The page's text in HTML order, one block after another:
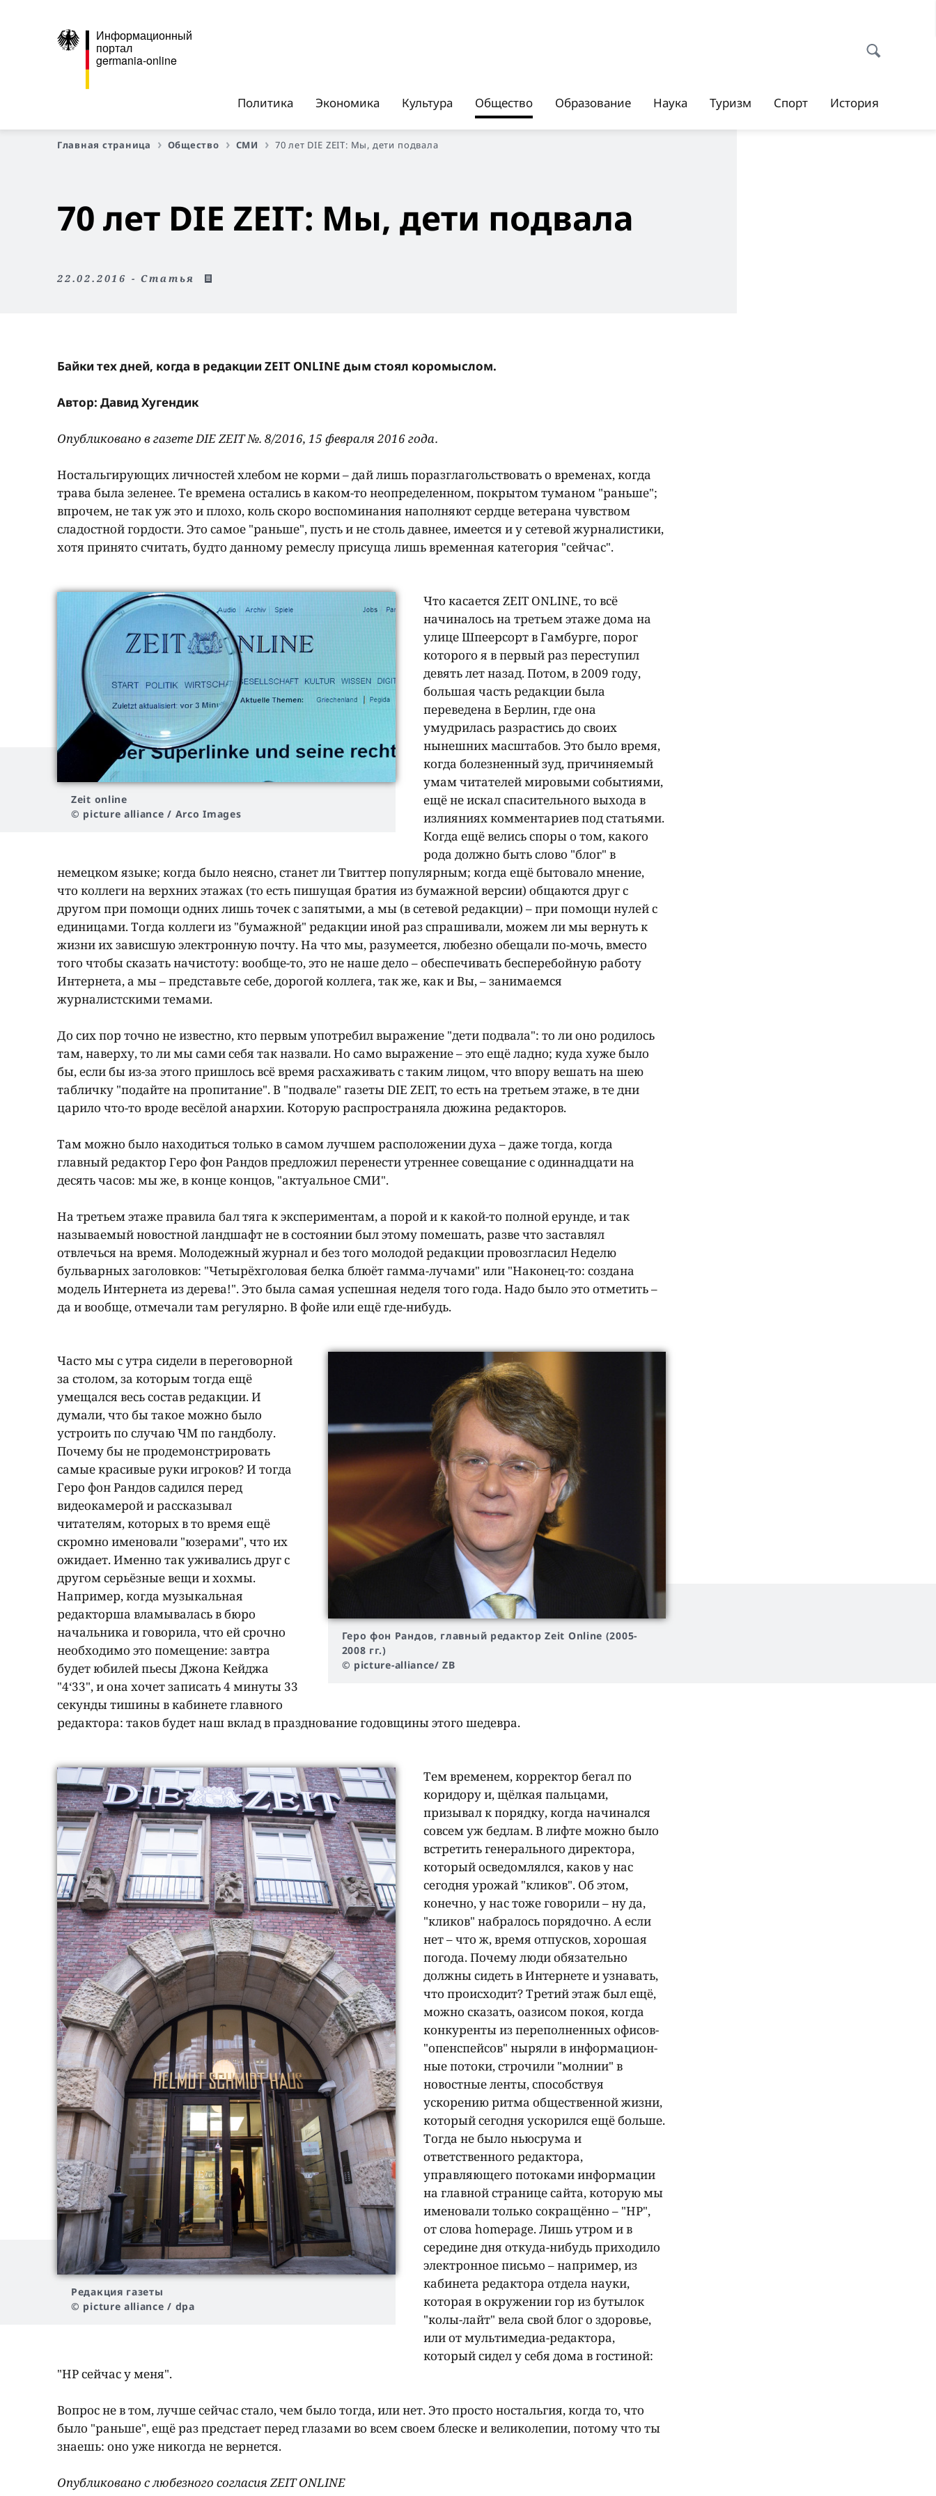
Информационный
портал
germania-online
Политика Экономика Культура Общество Образование Наука Туризм Спорт История
Главная страница Общество СМИ 70 лет DIE ZEIT: Мы, дети подвала
70 лет DIE ZEIT: Мы, дети подвала
22.02.2016 - Статья
Байки тех дней, когда в редакции ZEIT ONLINE дым стоял коромыслом.
Автор: Давид Хугендик
Опубликовано в газете DIE ZEIT №. 8/2016, 15 февраля 2016 года.
Ностальгирующих личностей хлебом не корми – дай лишь поразглагольствовать о временах, когда
трава была зеленее. Те времена остались в каком-то неопределенном, покрытом туманом "раньше";
впрочем, не так уж это и плохо, коль скоро воспоминания наполняют сердце ветерана чувством
сладостной гордости. Это самое "раньше", пусть и не столь давнее, имеется и у сетевой журналистики,
хотя принято считать, будто данному ремеслу присуща лишь временная категория "сейчас".
Zeit online
© picture alliance / Arco Images
Что касается ZEIT ONLINE, то всё
начиналось на третьем этаже дома на
улице Шпеерсорт в Гамбурге, порог
которого я в первый раз переступил
девять лет назад. Потом, в 2009 году,
большая часть редакции была
переведена в Берлин, где она
умудрилась разрастись до своих
нынешних масштабов. Это было время,
когда болезненный зуд, причиняемый
умам читателей мировыми событиями,
ещё не искал спасительного выхода в
излияниях комментариев под статьями.
Когда ещё велись споры о том, какого
рода должно быть слово "блог" в
немецком языке; когда было неясно, станет ли Твиттер популярным; когда ещё бытовало мнение,
что коллеги на верхних этажах (то есть пишущая братия из бумажной версии) общаются друг с
другом при помощи одних лишь точек с запятыми, а мы (в сетевой редакции) – при помощи нулей с
единицами. Тогда коллеги из "бумажной" редакции иной раз спрашивали, можем ли мы вернуть к
жизни их зависшую электронную почту. На что мы, разумеется, любезно обещали по-мочь, вместо
того чтобы сказать начистоту: вообще-то, это не наше дело – обеспечивать бесперебойную работу
Интернета, а мы – представьте себе, дорогой коллега, так же, как и Вы, – занимаемся
журналистскими темами.
До сих пор точно не известно, кто первым употребил выражение "дети подвала": то ли оно родилось
там, наверху, то ли мы сами себя так назвали. Но само выражение – это ещё ладно; куда хуже было
бы, если бы из-за этого пришлось всё время расхаживать с таким лицом, что впору вешать на шею
табличку "подайте на пропитание". В "подвале" газеты DIE ZEIT, то есть на третьем этаже, в те дни
царило что-то вроде весёлой анархии. Которую распространяла дюжина редакторов.
Там можно было находиться только в самом лучшем расположении духа – даже тогда, когда
главный редактор Геро фон Рандов предложил перенести утреннее совещание с одиннадцати на
десять часов: мы же, в конце концов, "актуальное СМИ".
На третьем этаже правила бал тяга к экспериментам, а порой и к какой-то полной ерунде, и так
называемый новостной ландшафт не в состоянии был этому помешать, разве что заставлял
отвлечься на время. Молодежный журнал и без того молодой редакции провозгласил Неделю
бульварных заголовков: "Четырёхголовая белка блюёт гамма-лучами" или "Наконец-то: создана
модель Интернета из дерева!". Это была самая успешная неделя того года. Надо было это отметить –
да и вообще, отмечали там регулярно. В фойе или ещё где-нибудь.
Геро фон Рандов, главный редактор Zeit Online (2005-
2008 гг.)
© picture-alliance/ ZB
Часто мы с утра сидели в переговорной
за столом, за которым тогда ещё
умещался весь состав редакции. И
думали, что бы такое можно было
устроить по случаю ЧМ по гандболу.
Почему бы не продемонстрировать
самые красивые руки игроков? И тогда
Геро фон Рандов садился перед
видеокамерой и рассказывал
читателям, которых в то время ещё
скромно именовали "юзерами", что их
ожидает. Именно так уживались друг с
другом серьёзные вещи и хохмы.
Например, когда музыкальная
редакторша вламывалась в бюро
начальника и говорила, что ей срочно
необходимо это помещение: завтра
будет юбилей пьесы Джона Кейджа
"4‘33", и она хочет записать 4 минуты 33
секунды тишины в кабинете главного
редактора: таков будет наш вклад в празднование годовщины этого шедевра.
Редакция газеты
© picture alliance / dpa
Тем временем, корректор бегал по
коридору и, щёлкая пальцами,
призывал к порядку, когда начинался
совсем уж бедлам. В лифте можно было
встретить генерального директора,
который осведомлялся, каков у нас
сегодня урожай "кликов". Об этом,
конечно, у нас тоже говорили – ну да,
"кликов" набралось порядочно. А если
нет – что ж, время отпусков, хорошая
погода. Почему люди обязательно
должны сидеть в Интернете и узнавать,
что происходит? Третий этаж был ещё,
можно сказать, оазисом покоя, когда
конкуренты из переполненных офисов-
"опенспейсов" ныряли в информацион-
ные потоки, строчили "молнии" в
новостные ленты, способствуя
ускорению ритма общественной жизни,
который сегодня ускорился ещё больше.
Тогда не было ньюсрума и
ответственного редактора,
управляющего потоками информации
на главной странице сайта, которую мы
именовали только сокращённо – "НР",
от слова homepage. Лишь утром и в
середине дня откуда-нибудь приходило
электронное письмо – например, из
кабинета редактора отдела науки,
которая в окружении гор из бутылок
"колы-лайт" вела свой блог о здоровье,
или от мультимедиа-редактора,
который сидел у себя дома в гостиной:
"НР сейчас у меня".
Вопрос не в том, лучше сейчас стало, чем было тогда, или нет. Это просто ностальгия, когда то, что
было "раньше", ещё раз предстает перед глазами во всем своем блеске и великолепии, потому что ты
знаешь: оно уже никогда не вернется.
Опубликовано с любезного согласия ZEIT ONLINE